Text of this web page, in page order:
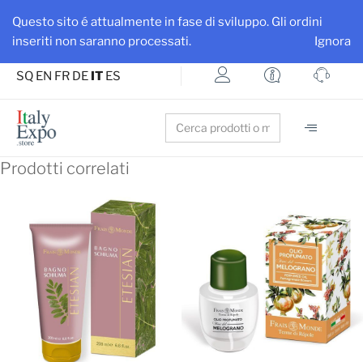
Questo sito é attualmente in fase di sviluppo. Gli ordini
inseriti non saranno processati.
Ignora
Ottieni maggiore visibilità per la tua azienda e i tuoi prodotti
Iscriviti su ItalyExpo
SQ EN FR DE IT ES
Search
for:
Prodotti correlati